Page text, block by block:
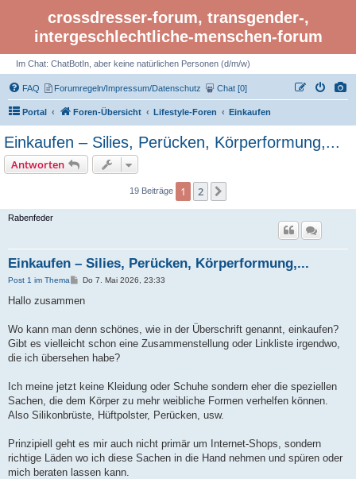
crossdresser-forum, transgender-,
intergeschlechtliche-menschen-forum
Im Chat: ChatBotIn, aber keine natürlichen Personen (d/m/w)
FAQ Forumregeln/Impressum/Datenschutz Chat [0]
Portal Foren-Übersicht Lifestyle-Foren Einkaufen
Einkaufen – Silies, Perücken, Körperformung,...
Antworten
19 Beiträge 1 2
Rabenfeder
Einkaufen – Silies, Perücken, Körperformung,...
Post 1 im Thema
B
i
a
Do 7. Mai 2026, 23:33
Hallo zusammen
Wo kann man denn schönes, wie in der Überschrift genannt, einkaufen?
Gibt es vielleicht schon eine Zusammenstellung oder Linkliste irgendwo,
die ich übersehen habe?
Ich meine jetzt keine Kleidung oder Schuhe sondern eher die speziellen
Sachen, die dem Körper zu mehr weibliche Formen verhelfen können.
Also Silikonbrüste, Hüftpolster, Perücken, usw.
Prinzipiell geht es mir auch nicht primär um Internet-Shops, sondern
richtige Läden wo ich diese Sachen in die Hand nehmen und spüren oder
mich beraten lassen kann.